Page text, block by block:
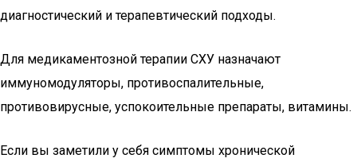
диагностический и терапевтический подходы.
Для медикаментозной терапии СХУ назначают
иммуномодуляторы, противоспалительные,
противовирусные, успокоительные препараты, витамины.
Если вы заметили у себя симптомы хронической